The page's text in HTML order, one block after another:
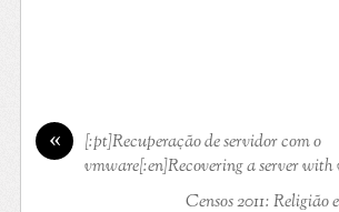
«
[:pt]Recuperação de servidor com o
vmware[:en]Recovering a server
Censos 2011: Religião